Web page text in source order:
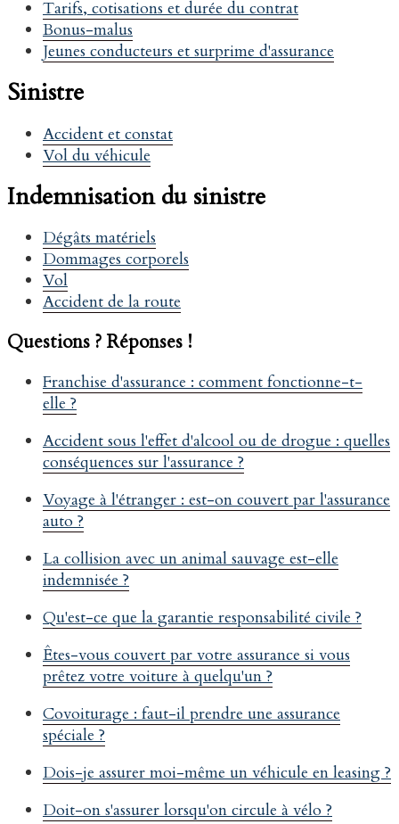
Tarifs, cotisations et durée du contrat
Bonus-malus
Jeunes conducteurs et surprime d'assurance
Sinistre
Accident et constat
Vol du véhicule
Indemnisation du sinistre
Dégâts matériels
Dommages corporels
Vol
Accident de la route
Questions ? Réponses !
Franchise d'assurance : comment fonctionne-t-
elle ?
Accident sous l'effet d'alcool ou de drogue : quelles
conséquences sur l'assurance ?
Voyage à l'étranger : est-on couvert par l'assurance
auto ?
La collision avec un animal sauvage est-elle
indemnisée ?
Qu'est-ce que la garantie responsabilité civile ?
Êtes-vous couvert par votre assurance si vous
prêtez votre voiture à quelqu'un ?
Covoiturage : faut-il prendre une assurance
spéciale ?
Dois-je assurer moi-même un véhicule en leasing ?
Doit-on s'assurer lorsqu'on circule à vélo ?